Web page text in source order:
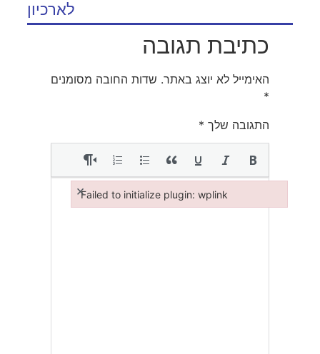
לארכיון
כתיבת תגובה
האימייל לא יוצג באתר. שדות החובה מסומנים
*
התגובה שלך *
Failed to initialize plugin: wplink
×
Failed to initialize plugin: wplink